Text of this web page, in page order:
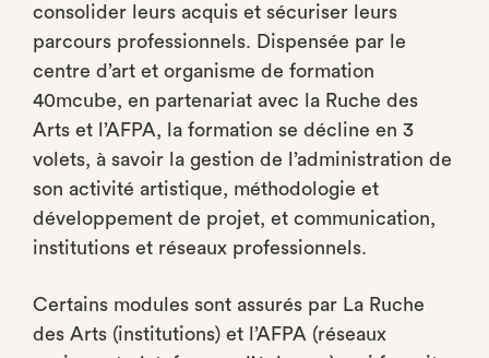
consolider leurs acquis et sécuriser leurs
parcours professionnels. Dispensée par le
centre d’art et organisme de formation
40mcube, en partenariat avec la Ruche des
Arts et l’AFPA, la formation se décline en 3
volets, à savoir la gestion de l’administration de
son activité artistique, méthodologie et
développement de projet, et communication,
institutions et réseaux professionnels.
Certains modules sont assurés par La Ruche
des Arts (institutions) et l’AFPA (réseaux